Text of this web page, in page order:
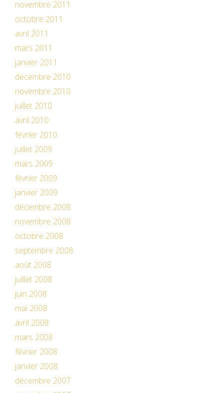
novembre 2011
octobre 2011
avril 2011
mars 2011
janvier 2011
décembre 2010
novembre 2010
juillet 2010
avril 2010
février 2010
juillet 2009
mars 2009
février 2009
janvier 2009
décembre 2008
novembre 2008
octobre 2008
septembre 2008
août 2008
juillet 2008
juin 2008
mai 2008
avril 2008
mars 2008
février 2008
janvier 2008
décembre 2007